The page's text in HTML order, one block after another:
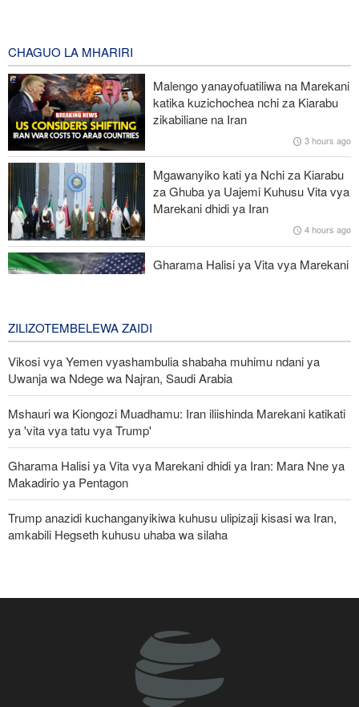
Trump anazidi kuchanganyikiwa kuhusu ulipizaji kisasi wa Iran,
amkabili Hegseth kuhusu uhaba wa silaha
Kituo kikubwa zaidi cha matibabu ya Ebola DRC huku
maambukizi yakienea
Interpol: Akili Mnemba (AI) inatumika katika 55% ya uhalifu wa
mtandaoni barani Afrika
Ruto asema serikali imetekeleza ahadi ilizowapa Waislamu wa
Kenya
CHAGUO LA MHARIRI
Malengo yanayofuatiliwa na Marekani
katika kuzichochea nchi za Kiarabu
zikabiliane na Iran
3 hours ago
Mgawanyiko kati ya Nchi za Kiarabu
za Ghuba ya Uajemi Kuhusu Vita vya
Marekani dhidi ya Iran
4 hours ago
Gharama Halisi ya Vita vya Marekani
ZILIZOTEMBELEWA ZAIDI
Vikosi vya Yemen vyashambulia shabaha muhimu ndani ya
Uwanja wa Ndege wa Najran, Saudi Arabia
Mshauri wa Kiongozi Muadhamu: Iran iliishinda Marekani katikati
ya 'vita vya tatu vya Trump'
Gharama Halisi ya Vita vya Marekani dhidi ya Iran: Mara Nne ya
Makadirio ya Pentagon
Trump anazidi kuchanganyikiwa kuhusu ulipizaji kisasi wa Iran,
amkabili Hegseth kuhusu uhaba wa silaha
katika historia’
Jeshi la Yemen lapiga meli nyingine ya mafuta ya Saudi Arabia
Ghaza yafanya maziko makubwa zaidi ya halaiki ya Wapalestina